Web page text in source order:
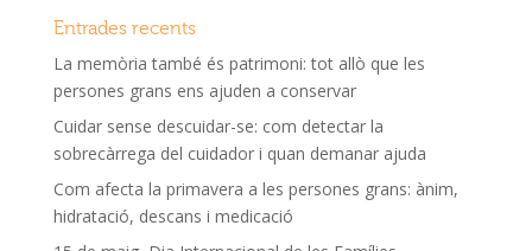
Entrades recents
La memòria també és patrimoni: tot allò que les
persones grans ens ajuden a conservar
Cuidar sense descuidar-se: com detectar la
sobrecàrrega del cuidador i quan demanar ajuda
Com afecta la primavera a les persones grans: ànim,
hidratació, descans i medicació